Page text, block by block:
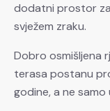
dodatni prostor
svježem zraku.
Dobro osmišljena
terasa postanu
godine, a ne samo